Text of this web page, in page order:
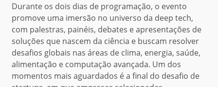
Durante os dois dias de programação, o evento
promove uma imersão no universo da deep tech,
com palestras, painéis, debates e apresentações de
soluções que nascem da ciência e buscam resolver
desafios globais nas áreas de clima, energia, saúde,
alimentação e computação avançada. Um dos
momentos mais aguardados é a final do desafio de